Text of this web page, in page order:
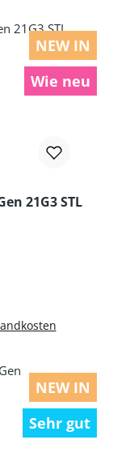
NEW IN
Wie neu
21G3 STL
NEW IN
Sehr gut